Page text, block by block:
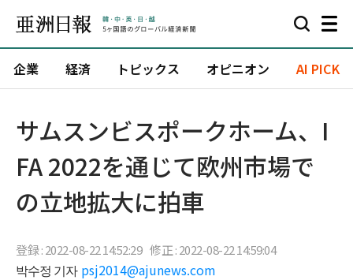
企業 経済 トピックス オピニオン AI PICK
サムスンビスポークホーム、I
FA 2022を通じて欧州市場で
の立地拡大に拍車
登録 : 2022-08-22 14:52:29 修正 : 2022-08-22 14:59:04
박수정 기자 psj2014@ajunews.com